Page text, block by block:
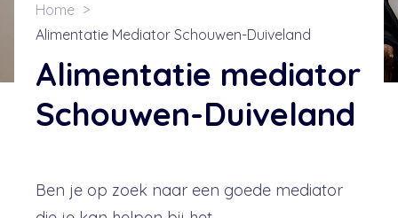
Home
Alimentatie Mediator Schouwen-Duiveland
Alimentatie mediator
Schouwen-Duiveland
Ben je op zoek naar een goede mediator